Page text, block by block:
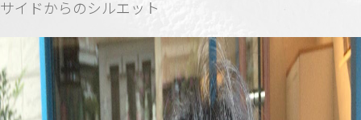
サイドからのシルエット